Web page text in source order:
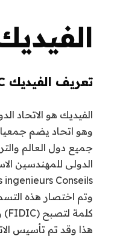
تعريف الفيديك FIDIC :
الفيديك هو الاتحاد
وهو اتحاد يضم
جميع دول العالم
Conseils)
وتم اختصار هذه
كلمة لتصبح (FIDIC) وتنطبق بالعربية فيديك.
هذا وقد تم تأسيس